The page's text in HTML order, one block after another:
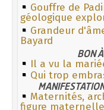
Gouffre de
géologique
Grandeur
Bayard
BON
Il a vu la
Qui trop
Maternités,
figure maternelle